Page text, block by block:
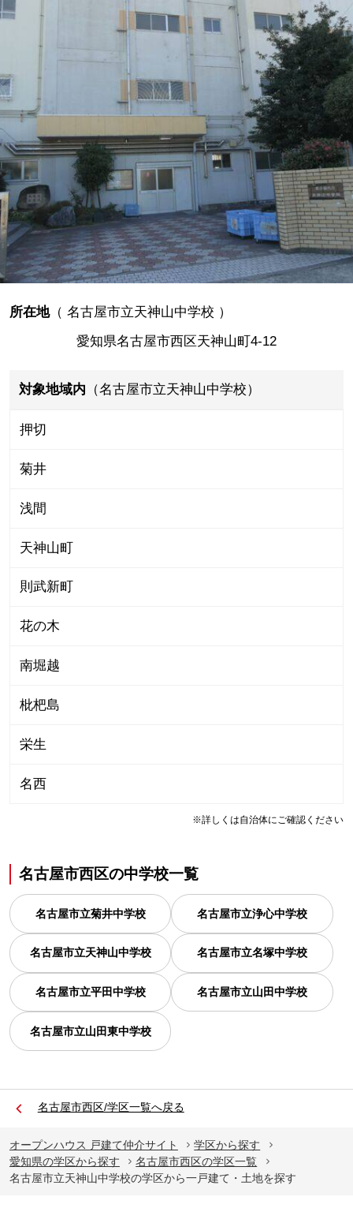
所在地（ 名古屋市立天神山中学校 ）
愛知県名古屋市西区天神山町4-12
対象地域内 （名古屋市立天神山中学校）
押切
菊井
浅間
天神山町
則武新町
花の木
南堀越
枇杷島
栄生
名西
※詳しくは自治体にご確認ください
名古屋市西区の中学校一覧
名古屋市立菊井中学校 名古屋市立浄心中学校
名古屋市立天神山中学校 名古屋市立名塚中学校
名古屋市立平田中学校 名古屋市立山田中学校
名古屋市立山田東中学校
名古屋市西区/学区一覧へ戻る
オープンハウス 戸建て仲介サイト
学区から探す
愛知県の学区から探す
名古屋市西区の学区一覧
名古屋市立天神山中学校の学区から一戸建て・土地を探す